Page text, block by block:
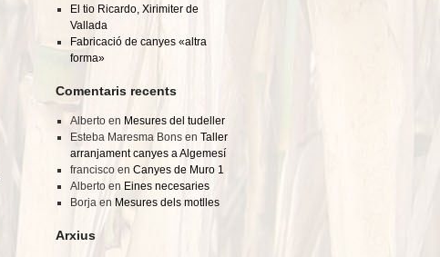
El tio Ricardo, Xirimiter de
Vallada
Fabricació de canyes «altra
forma»
Comentaris recents
Albertoen Mesures del tudeller
Esteba Maresma Bonsen Taller
arranjament canyes a Algemesí
franciscoen Canyes de Muro 1
Albertoen Eines necesaries
Borjaen Mesures dels motlles
Arxius